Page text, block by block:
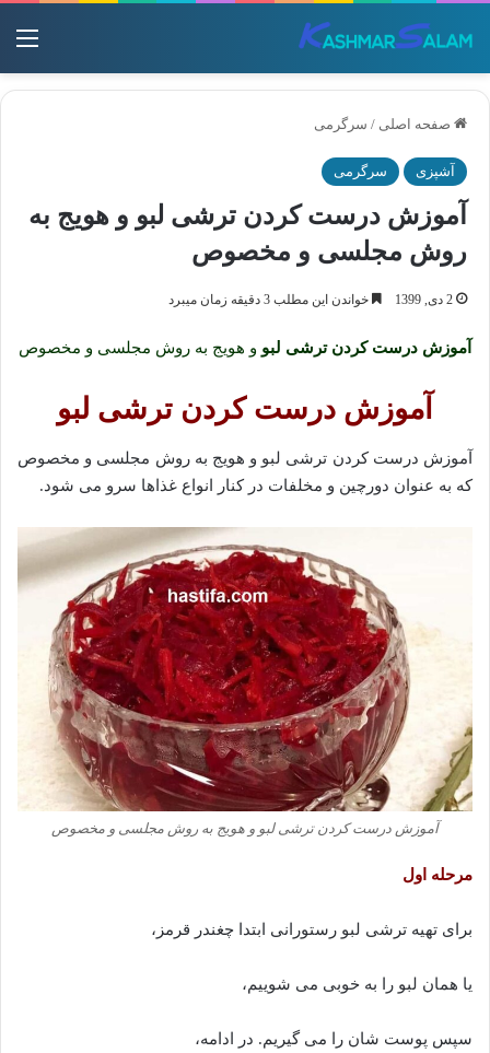
صفحه اصلی / سرگرمی
آشپزی سرگرمی
آموزش درست کردن ترشی لبو و هویج به
روش مجلسی و مخصوص
2 دی, 1399 خواندن این مطلب 3 دقیقه زمان میبرد
آموزش درست کردن ترشی لبو و هویج به روش مجلسی و مخصوص
آموزش درست کردن ترشی لبو
آموزش درست کردن ترشی لبو و هویج به روش مجلسی و مخصوص
که به عنوان دورچین و مخلفات در کنار انواع غذاها سرو می شود.
آموزش درست کردن ترشی لبو و هویج به روش مجلسی و مخصوص
مرحله اول
برای تهیه ترشی لبو رستورانی ابتدا چغندر قرمز،
یا همان لبو را به خوبی می شوییم،
سپس پوست شان را می گیریم. در ادامه،